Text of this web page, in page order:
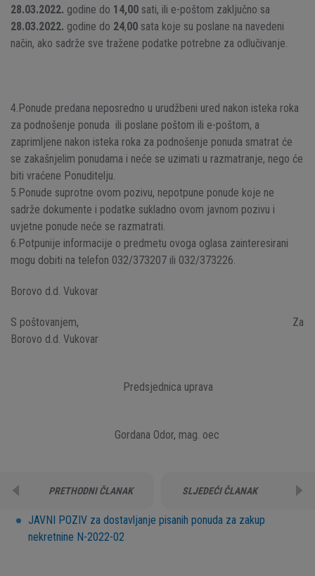
28.03.2022. godine do 14,00 sati, ili e-poštom zaključno sa
28.03.2022. godine do 24,00 sata koje su poslane na navedeni
način, ako sadrže sve tražene podatke potrebne za odlučivanje.
4.Ponude predana neposredno u urudžbeni ured nakon isteka roka
za podnošenje ponuda ili poslane poštom ili e-poštom, a
zaprimljene nakon isteka roka za podnošenje ponuda smatrat će
se zakašnjelim ponudama i neće se uzimati u razmatranje, nego će
biti vraćene Ponuditelju.
5.Ponude suprotne ovom pozivu, nepotpune ponude koje ne
sadrže dokumente i podatke sukladno ovom javnom pozivu i
uvjetne ponude neće se razmatrati.
6.Potpunije informacije o predmetu ovoga oglasa zainteresirani
mogu dobiti na telefon 032/373207 ili 032/373226.
Borovo d.d. Vukovar
S poštovanjem, Za
Borovo d.d. Vukovar
Predsjednica uprava
Gordana Odor, mag. oec
PRETHODNI ČLANAK SLJEDEĆI ČLANAK
JAVNI POZIV za dostavljanje pisanih ponuda za zakup
nekretnine N-2022-02